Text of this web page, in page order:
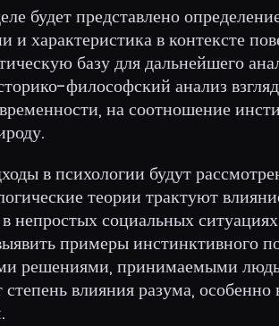
будет представлено
характеристика в контексте
базу для дальнейшего
философский анализ
на соотношение
в психологии будут
теории трактуют
непростых социальных
примеры инстинктивного
решениями, принимаемыми
влияния разума,